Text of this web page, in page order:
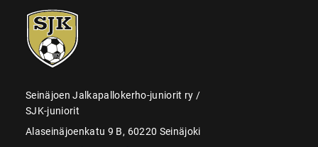
SJK-
juniorit
Seinäjoen Jalkapallokerho-juniorit ry /
SJK-juniorit
Alaseinäjoenkatu 9 B, 60220 Seinäjoki